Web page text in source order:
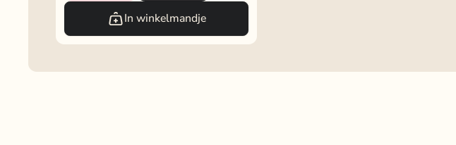
In winkelmandje